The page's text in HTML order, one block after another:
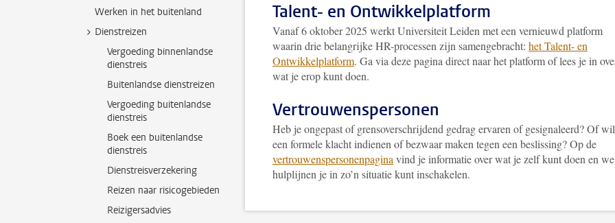
Werken in het buitenland
Dienstreizen
Vergoeding binnenlandse
dienstreis
Buitenlandse dienstreizen
Vergoeding buitenlandse
dienstreis
Boek een buitenlandse
dienstreis
Dienstreisverzekering
Reizen naar risicogebieden
Reizigersadvies
Talent- en Ontwikkelplatform
Vanaf 6 oktober 2025 werkt Universiteit Leiden met een vernieuwd platform
waarin drie belangrijke HR-processen zijn samengebracht: het Talent- en
Ontwikkelplatform. Ga via deze pagina direct naar het platform of lees je in
wat je erop kunt doen.
Vertrouwenspersonen
Heb je ongepast of grensoverschrijdend gedrag ervaren of gesignaleerd? Of
een formele klacht indienen of bezwaar maken tegen een beslissing? Op de
vertrouwenspersonenpagina vind je informatie over wat je zelf kunt doen en
hulplijnen je in zo’n situatie kunt inschakelen.